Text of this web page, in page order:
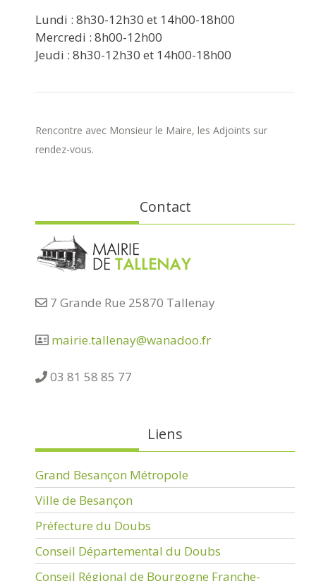
Lundi : 8h30-12h30 et 14h00-18h00
Mercredi : 8h00-12h00
Jeudi : 8h30-12h30 et 14h00-18h00
Rencontre avec Monsieur le Maire, les Adjoints sur
rendez-vous.
Contact
7 Grande Rue 25870 Tallenay
mairie.tallenay@wanadoo.fr
03 81 58 85 77
Liens
Grand Besançon Métropole
Ville de Besançon
Préfecture du Doubs
Conseil Départemental du Doubs
Conseil Régional de Bourgogne Franche-